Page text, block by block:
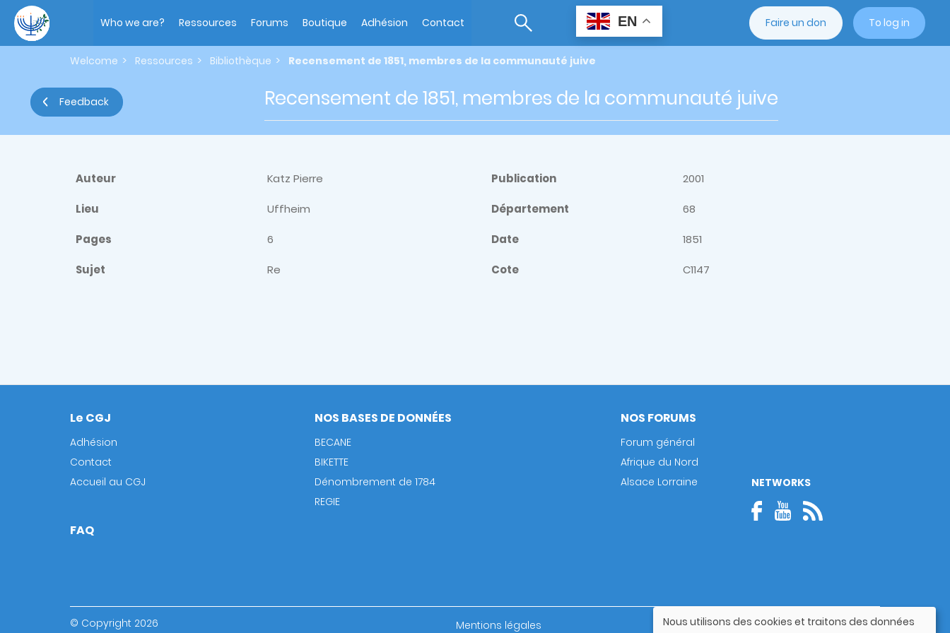
main
content
navigation
Who we are? Ressources Forums Boutique Adhésion Contact EN Faire un don To log in
Welcome Ressources Bibliothèque Recensement de 1851, membres de la communauté juive
Feedback Recensement de 1851, membres de la communauté juive
Auteur Katz Pierre Publication 2001
Lieu Uffheim Département 68
Pages 6 Date 1851
Sujet Re Cote C1147
Footer
Le CGJ
Adhésion
Contact
Accueil au CGJ
NOS BASES DE DONNÉES
BECANE
BIKETTE
Dénombrement de 1784
REGIE
NOS FORUMS
Forum général
Afrique du Nord
Alsace Lorraine
FAQ
NETWORKS
© Copyright 2026
bottom
Mentions légales Guide utilisateur
Utilisation
Nous utilisons des cookies et traitons des données